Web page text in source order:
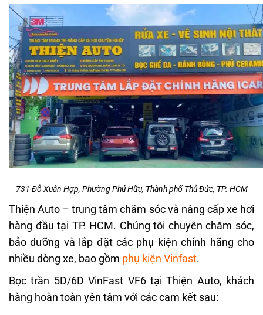
731 Đỗ Xuân Hợp, Phường Phú Hữu, Thành phố Thủ Đức, TP. HCM
Thiện Auto – trung tâm chăm sóc và nâng cấp xe hơi
hàng đầu tại TP. HCM. Chúng tôi chuyên chăm sóc,
bảo dưỡng và lắp đặt các phụ kiện chính hãng cho
nhiều dòng xe, bao gồm phụ kiện Vinfast.
Bọc trần 5D/6D VinFast VF6 tại Thiện Auto, khách
hàng hoàn toàn yên tâm với các cam kết sau: